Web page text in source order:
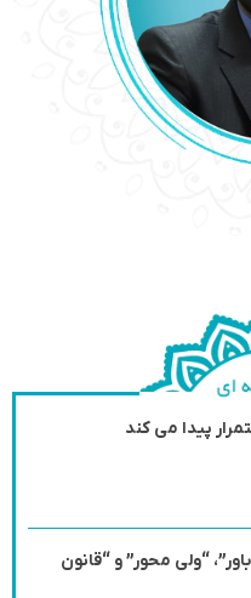
پیدا می کند
“ولی محور” و “قانون